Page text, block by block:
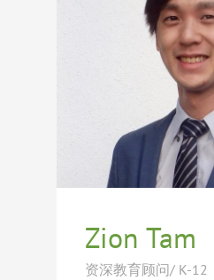
凭借丰富的行业经
准分析学生的学术
成长需求，帮助家
规划。她不仅熟悉
之间的差异，也深
在留学过程中的关
从学生长期发展角
配的学校与成长路径
Yanni曾多次赴美实
作关系，对学校文化
园特色拥有第一手认
她已成功协助学生获
Zion Tam
资深教育顾问/ K-12